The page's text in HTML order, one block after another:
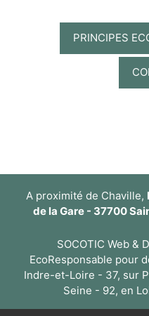
PRINCIPES
A proximité de Chaville,
de la Gare - 37700
SOCOTIC Web &
EcoResponsable pour
Indre-et-Loire - 37, sur
Seine - 92, en